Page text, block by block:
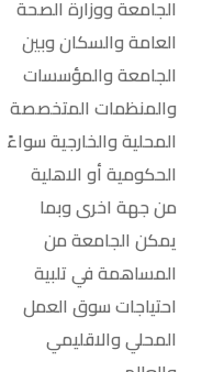
الجامعة ووزارة الصحة
العامة والسكان وبين
الجامعة والمؤسسات
والمنظمات المتخصصة
المحلية والخارجية سواءً
الحكومية أو الاهلية
من جهة اخرى وبما
يمكن الجامعة من
المساهمة في تلبية
احتياجات سوق العمل
المحلي والاقليمي